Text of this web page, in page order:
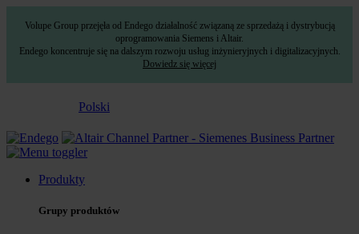
Volupe Group przejęła od Endego działalność związaną ze sprzedażą i dystrybucją
oprogramowania Siemens i Altair.
Endego koncentruje się na dalszym rozwoju usług inżynieryjnych i digitalizacyjnych.
Dowiedz się więcej
Polski
Produkty
Grupy produktów